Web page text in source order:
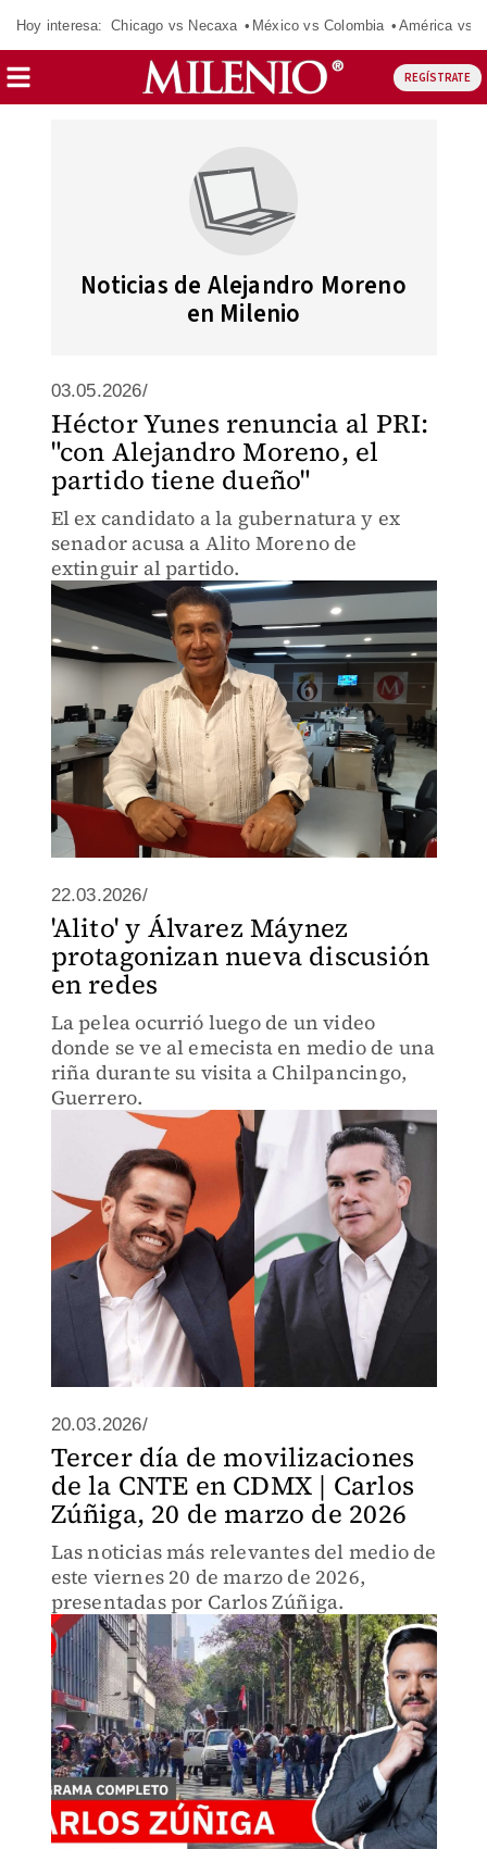
Hoy interesa: Chicago vs Necaxa México vs Colombia América vs
REGÍSTRATE
Noticias de Alejandro Moreno
en Milenio
03.05.2026/
Héctor Yunes renuncia al PRI:
"con Alejandro Moreno, el
partido tiene dueño"
El ex candidato a la gubernatura y ex
senador acusa a Alito Moreno de
extinguir al partido.
22.03.2026/
'Alito' y Álvarez Máynez
protagonizan nueva discusión
en redes
La pelea ocurrió luego de un video
donde se ve al emecista en medio de una
riña durante su visita a Chilpancingo,
Guerrero.
20.03.2026/
Tercer día de movilizaciones
de la CNTE en CDMX | Carlos
Zúñiga, 20 de marzo de 2026
Las noticias más relevantes del medio de
este viernes 20 de marzo de 2026,
presentadas por Carlos Zúñiga.